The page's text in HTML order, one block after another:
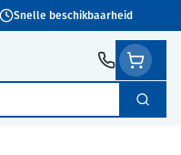
Snelle beschikbaarheid
Zoek